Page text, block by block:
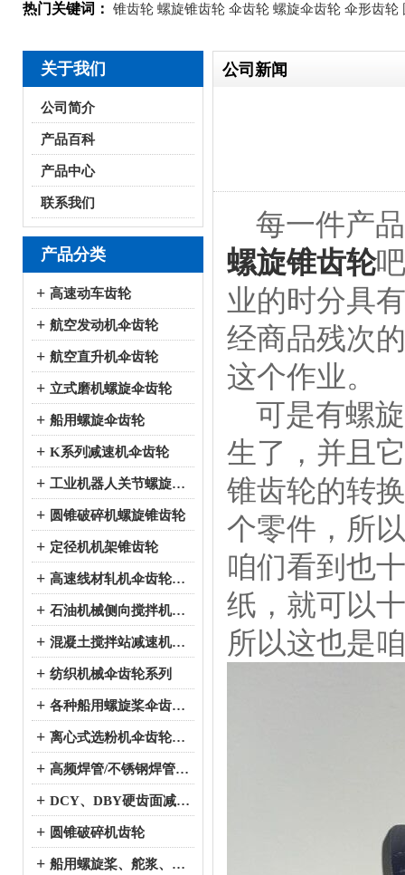
热门关键词： 锥齿轮 螺旋锥齿轮 伞齿轮 螺旋伞齿轮 伞形齿轮
关于我们
公司简介
产品百科
产品中心
联系我们
产品分类
+ 高速动车齿轮
+ 航空发动机伞齿轮
+ 航空直升机伞齿轮
+ 立式磨机螺旋伞齿轮
+ 船用螺旋伞齿轮
+ K系列减速机伞齿轮
+ 工业机器人关节螺旋伞齿轮
+ 圆锥破碎机螺旋锥齿轮
+ 定径机机架锥齿轮
+ 高速线材轧机伞齿轮系列
+ 石油机械侧向搅拌机伞齿轮系列
+ 混凝土搅拌站减速机伞齿轮系列
+ 纺织机械伞齿轮系列
+ 各种船用螺旋桨伞齿轮系列
+ 离心式选粉机伞齿轮系列
+ 高频焊管/不锈钢焊管、冷弯成型机伞齿轮系列
+ DCY、DBY硬齿面减速机伞齿轮系列
+ 圆锥破碎机齿轮
+ 船用螺旋桨、舵浆、侧向推进器--弧锥齿轮系列
公司新闻
每一件产品
螺旋锥齿轮
业的时分具
经商品残次
这个作业。
可是有螺旋
生了，并且
锥齿轮的转
个零件，所
咱们看到也
纸，就可以
所以这也是